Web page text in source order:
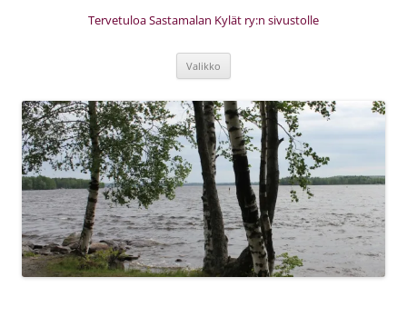
Tervetuloa Sastamalan Kylät ry:n sivustolle
Valikko